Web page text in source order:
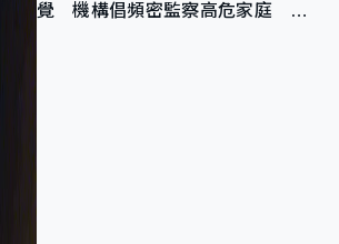
覺 機構倡頻密監察高危家庭 管